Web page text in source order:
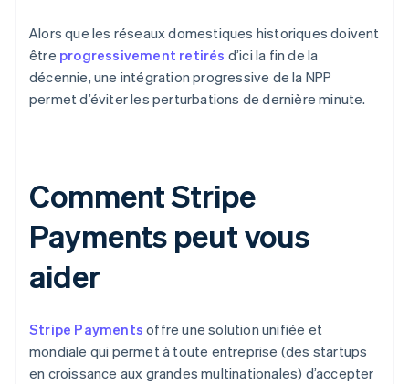
Alors que les réseaux domestiques historiques doivent
être progressivement retirés d’ici la fin de la
décennie, une intégration progressive de la NPP
permet d’éviter les perturbations de dernière minute.
Comment Stripe
Payments peut vous
aider
Stripe Payments offre une solution unifiée et
mondiale qui permet à toute entreprise (des startups
en croissance aux grandes multinationales) d’accepter